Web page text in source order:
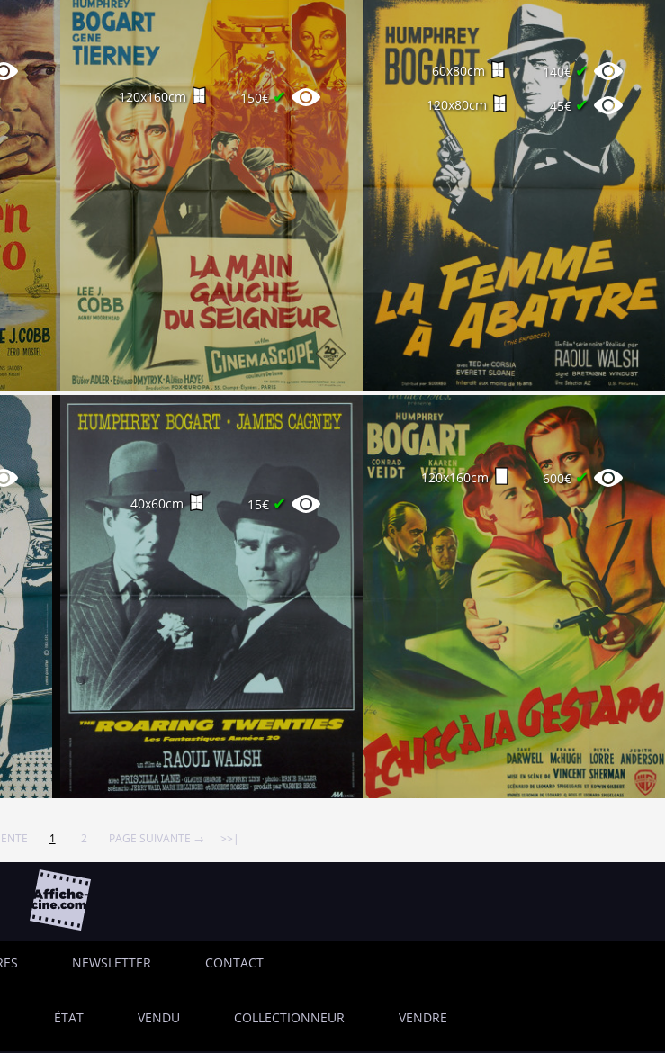
120x160cm 150€✔
60x80cm 140€✔
120x80cm 45€ ✔
40x60cm 15€ ✔
120x160cm 600€✔
1 2 PAGE SUIVANTE → >>|
NEWSLETTER CONTACT
ÉTAT VENDU COLLECTIONNEUR VENDRE